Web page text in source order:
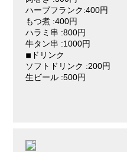
ハーブフランク:400円
もつ煮 :400円
ハラミ串 :800円
牛タン串 :1000円
◾︎ドリンク
ソフトドリンク :200円
生ビール :500円